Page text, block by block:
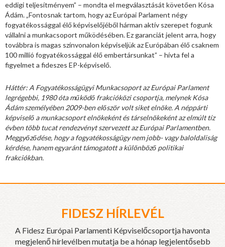
eddigi teljesítményem” – mondta el megválasztását követően Kósa
Ádám. „Fontosnak tartom, hogy az Európai Parlament négy
fogyatékossággal élő képviselőjéből hárman aktív szerepet fogunk
vállalni a munkacsoport működésében. Ez garanciát jelent arra, hogy
továbbra is magas színvonalon képviseljük az Európában élő csaknem
100 millió fogyatékossággal élő embertársunkat” – hívta fel a
figyelmet a fideszes EP-képviselő.
Háttér: A Fogyatékosságügyi Munkacsoport az Európai Parlament
legrégebbi, 1980 óta működő frakcióközi csoportja, melynek Kósa
Ádám személyében 2009-ben először volt siket elnöke. A néppárti
képviselő a munkacsoport elnökeként és társelnökeként az elmúlt tíz
évben több tucat rendezvényt szervezett az Európai Parlamentben.
Meggyőződése, hogy a fogyatékosságügy nem jobb- vagy baloldaliság
kérdése, hanem egyaránt támogatott a különböző politikai
frakciókban.
FIDESZ HÍRLEVÉL
A Fidesz Európai Parlamenti Képviselőcsoportja havonta
megjelenő hírlevélben mutatja be a hónap legjelentősebb